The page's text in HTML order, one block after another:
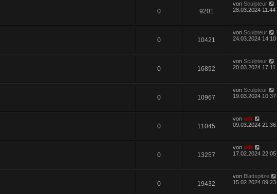
0 9201
von Sculpteur
28.03.2024 11:44
0 10421
von Sculpteur
24.03.2024 14:10
0 16892
von Sculpteur
20.03.2024 17:11
0 10967
von Sculpteur
19.03.2024 10:37
0 11045
von ulfr
09.03.2024 21:36
0 13257
von ulfr
17.02.2024 22:05
0 19432
von Blattspitze
15.02.2024 09:23